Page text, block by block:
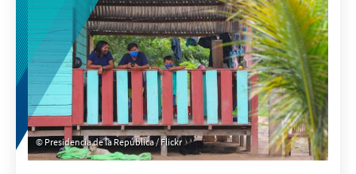
Presidencia de la República / Flickr